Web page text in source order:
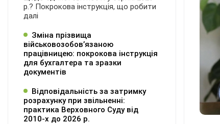
р.? Покрокова інструкція, що робити
далі
Зміна прізвища
військовозобов’язаною
працівницею: покрокова інструкція
для бухгалтера та зразки
документів
Відповідальність за затримку
розрахунку при звільненні:
практика Верховного Суду від
2010-х до 2026 р.